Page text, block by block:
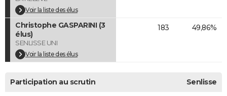
S'inscrire
Se connecter
Lycées
Collèges
Primaires
Universités
Entreprises
Service militaire
Avis de recherche
AVIS DE DÉCÈS
FORUM
Bricolage
Lifestyle
Culture
Sport
Auto
Television
Voyage
Cinema
Voir la liste des élus
Christophe GASPARINI (3
élus)
SENLISSE UNI
Voir la liste des élus
183 49,86%
Participation au scrutin Senlisse